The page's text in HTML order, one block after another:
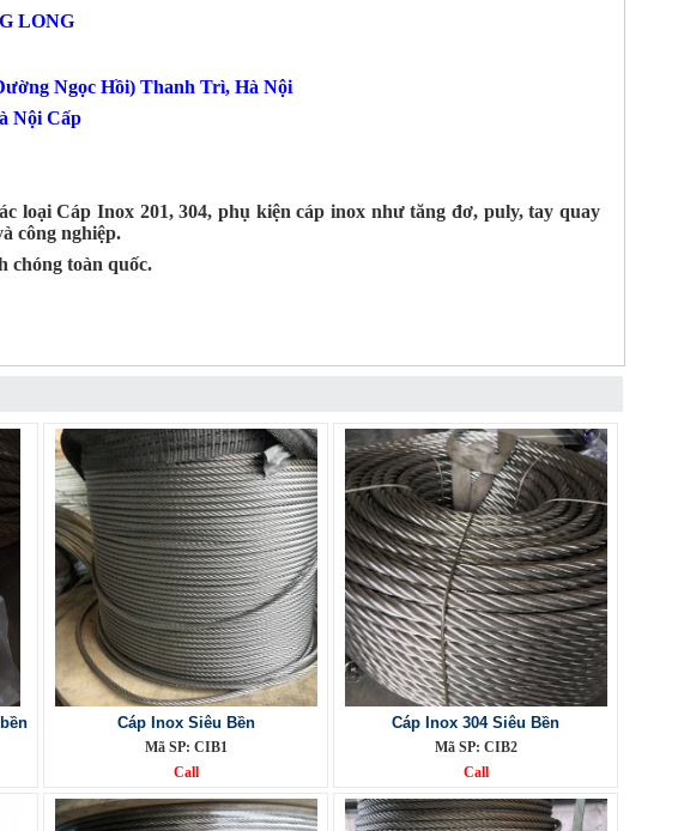
LONG
Ngọc Hồi) Thanh Trì, Hà Nội
Nội Cấp
loại Cáp Inox 201, 304, phụ kiện cáp inox như tăng đơ, puly, tay quay
công nghiệp.
chóng toàn quốc.
Cáp Inox Siêu Bền
Mã SP: CIB1
Call
Cáp Inox 304 Siêu Bền
Mã SP: CIB2
Call